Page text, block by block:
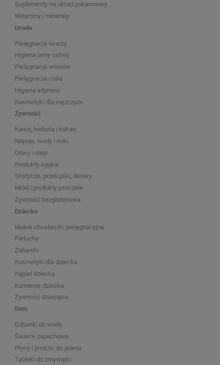
Suplementy na układ pokarmowy
Witaminy i minerały
Uroda
Pielęgnacja twarzy
Higiena jamy ustnej
Pielęgnacja włosów
Pielęgnacja ciała
Higiena intymna
Kosmetyki dla mężczyzn
Żywność
Kawa, herbata i kakao
Napoje, wody i soki
Oliwy i oleje
Produkty sypkie
Słodycze, przekąski, desery
Miód i produkty pszczele
Żywność bezglutenowa
Dziecko
Mokre chusteczki pielęgnacyjne
Pieluchy
Zabawki
Kosmetyki dla dziecka
Kąpiel dziecka
Kamienie dziecka
Żywność dziecięca
Dom
Dzbanki do wody
Świece zapachowe
Płyny i proszki do prania
Tableki do zmywarki